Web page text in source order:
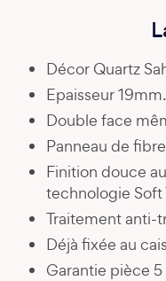
Décor Quartz
Epaisseur 19mm.
Double face
Panneau de
Finition douce
technologie Soft
Traitement anti-
Déjà fixée au
Garantie pièce 5